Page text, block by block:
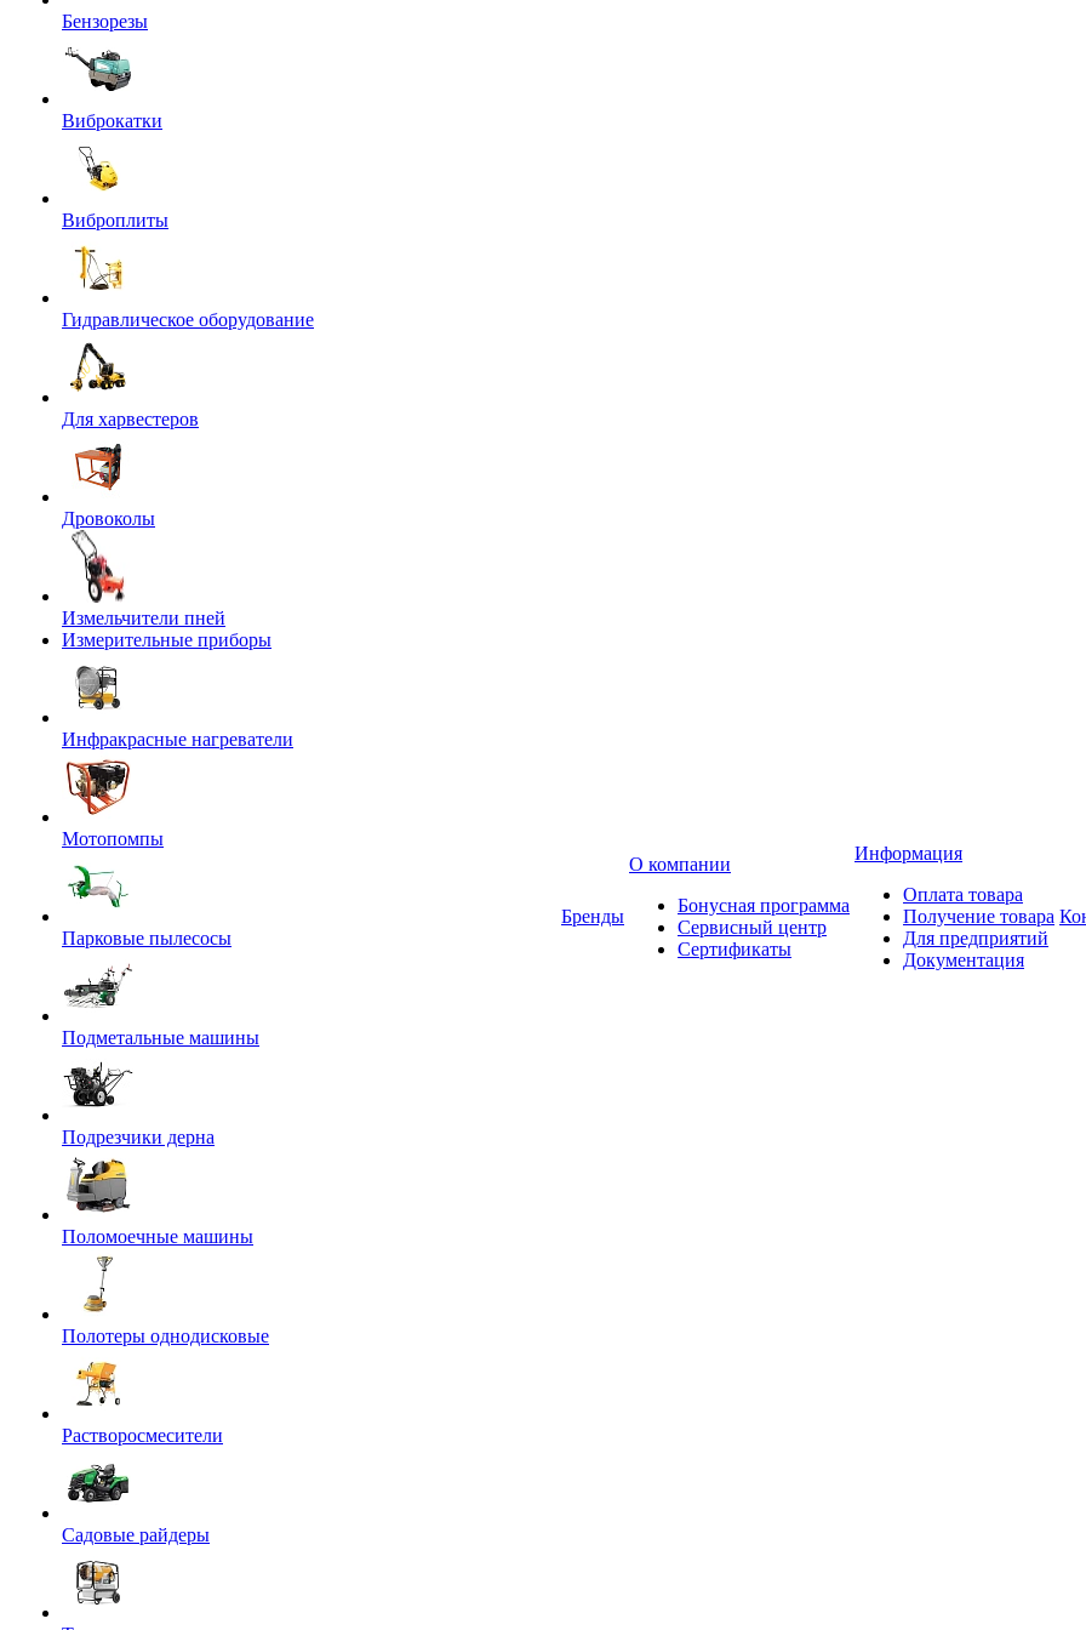
Бензорезы
Виброкатки
Виброплиты
Гидравлическое оборудование
Для харвестеров
Дровоколы
Измельчители пней
Измерительные приборы
Инфракрасные нагреватели
Мотопомпы
Парковые пылесосы
Подметальные машины
Подрезчики дерна
Поломоечные машины
Полотеры однодисковые
Растворосмесители
Садовые райдеры
Бренды
О компании
Бонусная программа
Сервисный центр
Сертификаты
Информация
Оплата товара
Получение товара
Для предприятий
Документация